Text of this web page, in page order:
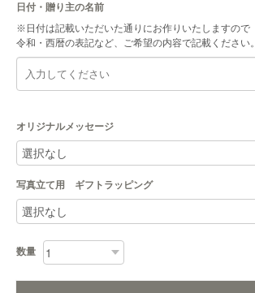
日付・贈り主の名前
※日付は記載いただいた通りにお作りいたしますので
令和・西暦の表記など、ご希望の内容で記載ください。
オリジナルメッセージ
写真立て用 ギフトラッピング
数量